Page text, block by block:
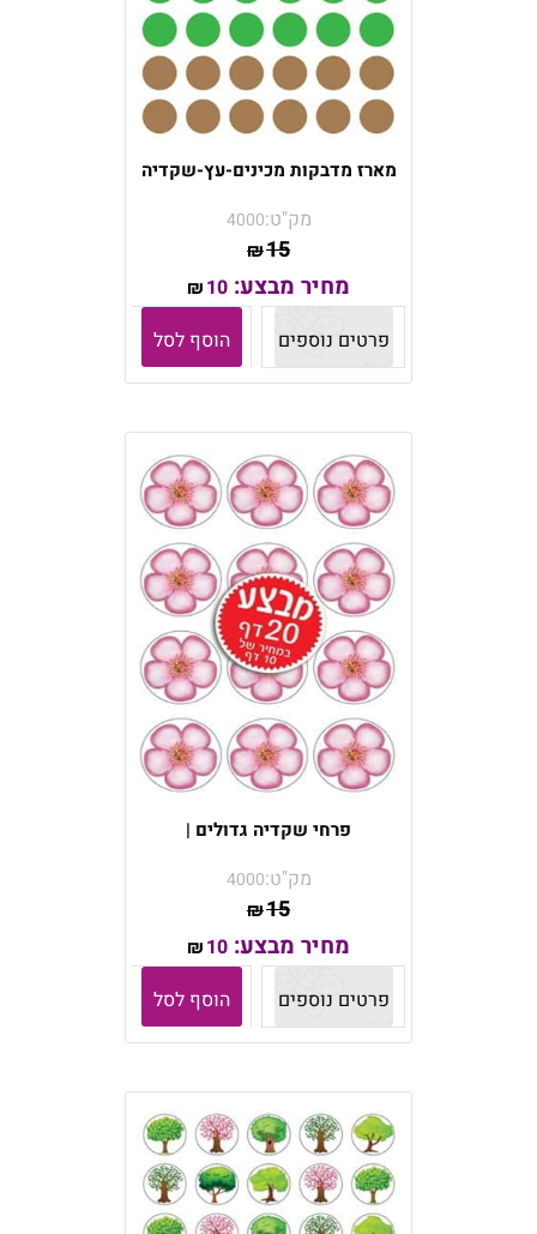
מארז מדבקות מכינים-עץ-שקדיה
מק"ט:4000
₪15
מחיר מבצע: ₪10
פרטים נוספים
הוסף לסל
פרחי שקדיה גדולים |
מק"ט:4000
₪15
מחיר מבצע: ₪10
פרטים נוספים
הוסף לסל